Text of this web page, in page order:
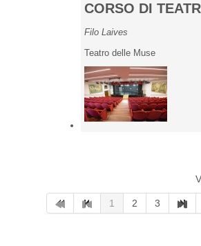
CORSO DI
Filo Laives
Teatro delle Muse
1 2 3